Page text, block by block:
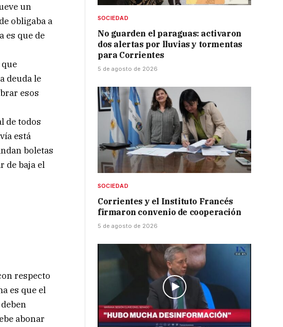
un
obligaba a
es que de
deuda le
esos
de todos
está
boletas
de baja el
respecto
es que el
abonar
SOCIEDAD
No guarden el paraguas: activaron
dos alertas por lluvias y tormentas
para Corrientes
5 de agosto de 2026
SOCIEDAD
Corrientes y el Instituto Francés
firmaron convenio de cooperación
5 de agosto de 2026